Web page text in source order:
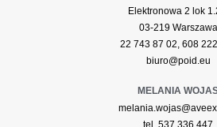
Elektronowa 2 lok
03-219 Warszawa
22 743 87 02, 608
biuro@poid.eu
MELANIA
tel. 537 336 447